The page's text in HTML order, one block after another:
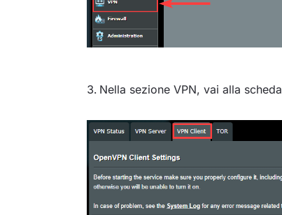
Nella sezione VPN, vai alla scheda